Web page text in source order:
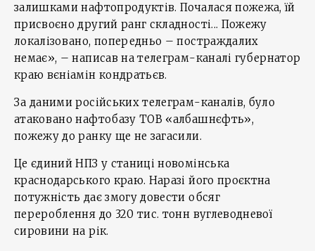
залишками нафтопродуктів. Почалася пожежа, їй
присвоєно другий ранг складності... Пожежу
локалізовано, попередньо – постраждалих
немає», – написав на телеграм-каналі губернатор
краю вєніамін кондратьєв.
За даними російських телеграм-каналів, було
атаковано нафтобазу ТОВ «албашнєфть»,
пожежу до ранку ще не загасили.
Це єдиний НПЗ у станиці новомінська
краснодарського краю. Наразі його проєктна
потужність дає змогу довести обсяг
перероблення до 320 тис. тонн вуглеводневої
сировини на рік.